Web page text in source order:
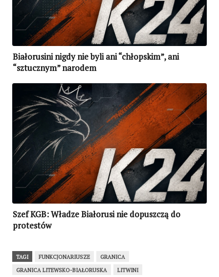
Białorusini nigdy nie byli ani “chłopskim”, ani
“sztucznym” narodem
Szef KGB: Władze Białorusi nie dopuszczą do
protestów
TAGI FUNKCJONARIUSZE
GRANICA
GRANICA LITEWSKO-BIAŁORUSKA
LITWINI